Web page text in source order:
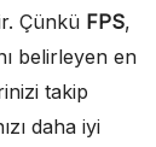
Çünkü FPS,
belirleyen en
takip
daha iyi